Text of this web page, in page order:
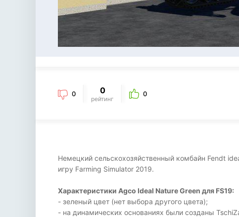
0 0
рейтинг
0
Немецкий сельскохозяйственный комбайн Fendt
игру Farming Simulator 2019.
Характеристики Agco Ideal Nature Green для FS19:
- зеленый цвет (нет выбора другого цвета);
- на динамических основаниях были созданы